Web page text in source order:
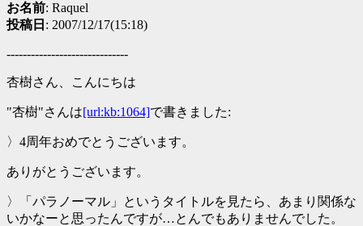
お名前: Raquel
投稿日 : 2007/12/17(15:18)
------------------------------
杏樹さん、こんにちは
"杏樹"さんは[url:kb:1064]で書きました:
〉4周年おめでとうございます。
ありがとうございます。
〉「パラノーマル」というタイトルを見たら、あまり関係な
いかなーと思ったんですが…とんでもありませんでした。